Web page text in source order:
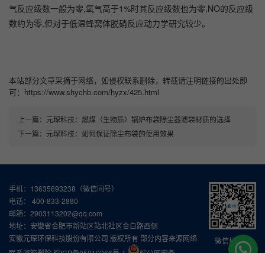
气反应级数一般为零,氧气高于1%时其反应级数也为零,NO的反应级
数约为零,但对于低温蜂窝体脱硝反应动力学研究较少。
本站部分文章采摘于网络，如侵权联系删除，转载请注明链接的出处即
可：https://www.shychb.com/hyzx/425.html
上一篇： 元琛科技：燃煤（生物质）锅炉布袋除尘器滤袋材质的选择
下一篇： 元琛科技：如何保证除尘布袋的使用效果
微信扫一扫
手机：13635693238（微信同号）
电话： 400-833-2880
邮箱：2903113202@qq.com
地址：安徽省合肥市新站区站北社区合白路西侧
安徽元琛环保科技股份有限公司 版权所有 部分内容来源网络